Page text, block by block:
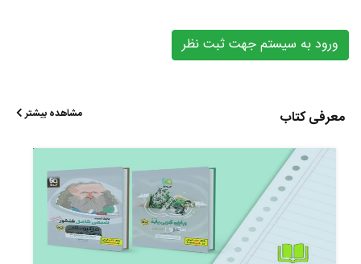
ورود به سیستم جهت ثبت نظر
معرفی کتاب مشاهده بیشتر